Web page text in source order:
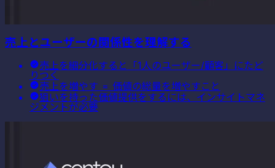
売上とユーザーの関係性を理解する
売上を細分化すると「1人のユーザー/顧客」にたど
りつく
売上を増やす = 価値の総量を増やすこと
狙いを持った価値提供をするには、インサイトマネ
ジメントが必要